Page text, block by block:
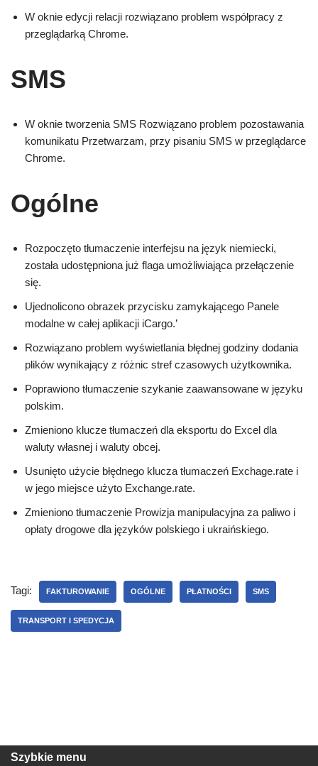
W oknie edycji relacji rozwiązano problem współpracy z
przeglądarką Chrome.
SMS
W oknie tworzenia SMS Rozwiązano problem pozostawania
komunikatu Przetwarzam, przy pisaniu SMS w przeglądarce
Chrome.
Ogólne
Rozpoczęto tłumaczenie interfejsu na język niemiecki,
została udostępniona już flaga umożliwiająca przełączenie
się.
Ujednolicono obrazek przycisku zamykającego Panele
modalne w całej aplikacji iCargo.’
Rozwiązano problem wyświetlania błędnej godziny dodania
plików wynikający z różnic stref czasowych użytkownika.
Poprawiono tłumaczenie szykanie zaawansowane w języku
polskim.
Zmieniono klucze tłumaczeń dla eksportu do Excel dla
waluty własnej i waluty obcej.
Usunięto użycie błędnego klucza tłumaczeń Exchage.rate i
w jego miejsce użyto Exchange.rate.
Zmieniono tłumaczenie Prowizja manipulacyjna za paliwo i
opłaty drogowe dla języków polskiego i ukraińskiego.
Tagi: FAKTUROWANIE OGÓLNE PŁATNOŚCI SMS
TRANSPORT I SPEDYCJA
Szybkie menu